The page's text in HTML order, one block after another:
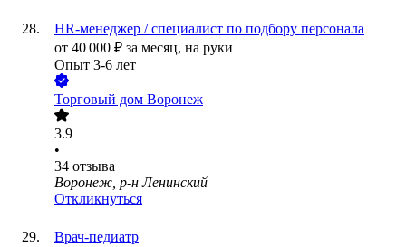
HR-менеджер / специалист по подбору персонала
от 40 000 ₽ за месяц, на руки
Опыт 3-6 лет
Торговый дом Воронеж
3.9
•
34 отзыва
Воронеж, р-н Ленинский
Откликнуться
Врач-педиатр